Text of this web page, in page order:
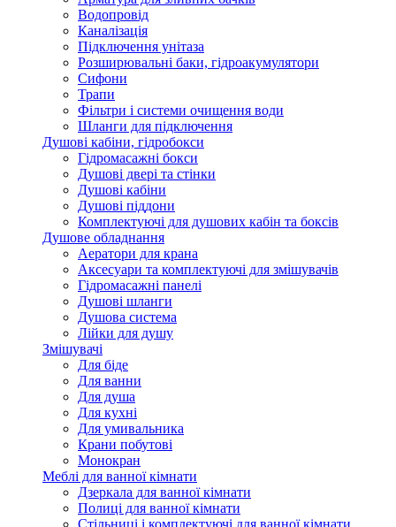
Водопровід
Каналізація
Підключення унітаза
Розширювальні баки, гідроакумулятори
Сифони
Трапи
Фільтри і системи очищення води
Шланги для підключення
Душові кабіни, гідробокси
Гідромасажні бокси
Душові двері та стінки
Душові кабіни
Душові піддони
Комплектуючі для душових кабін та боксів
Душове обладнання
Аератори для крана
Аксесуари та комплектуючі для змішувачів
Гідромасажні панелі
Душові шланги
Душова система
Лійки для душу
Змішувачі
Для біде
Для ванни
Для душа
Для кухні
Для умивальника
Крани побутові
Монокран
Меблі для ванної кімнати
Дзеркала для ванної кімнати
Полиці для ванної кімнати
Стільниці і комплектуючі для ванної кімнати